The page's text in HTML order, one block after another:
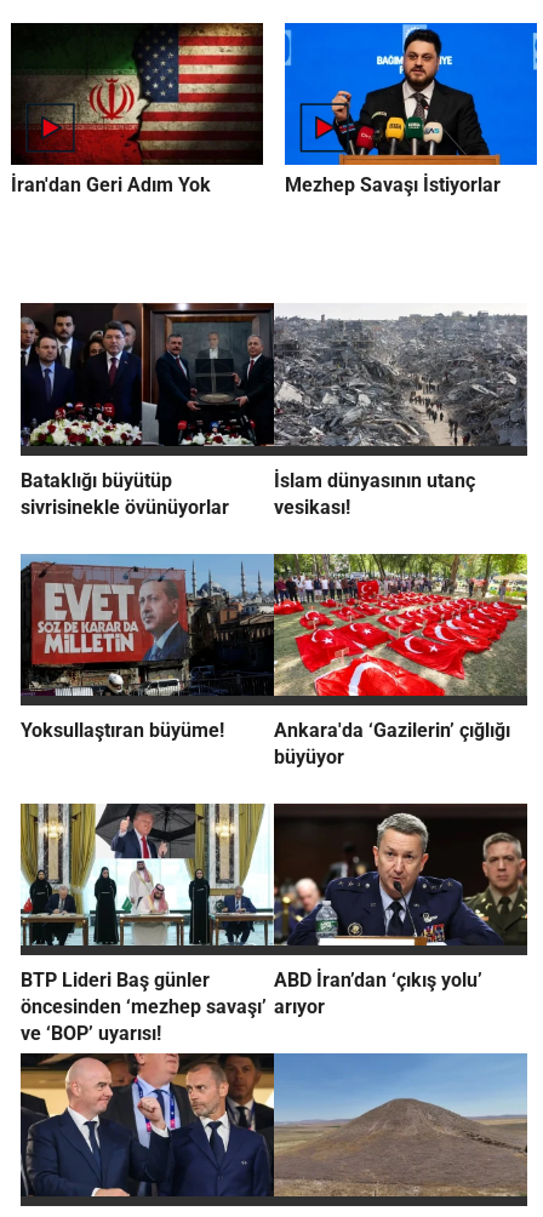
İran'dan Geri Adım Yok Mezhep Savaşı İstiyorlar
Bataklığı büyütüp
sivrisinekle övünüyorlar
İslam dünyasının utanç
vesikası!
Yoksullaştıran büyüme!
Ankara'da ‘Gazilerin’ çığlığı
büyüyor
BTP Lideri Baş günler
öncesinden ‘mezhep savaşı’
ve ‘BOP’ uyarısı!
ABD İran’dan ‘çıkış yolu’
arıyor